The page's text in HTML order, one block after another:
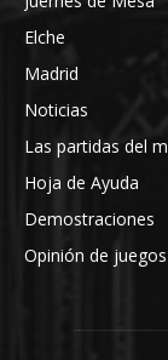
Elche
Madrid
Noticias
Las partidas del
Hoja de Ayuda
Demostraciones
Opinión de juegos